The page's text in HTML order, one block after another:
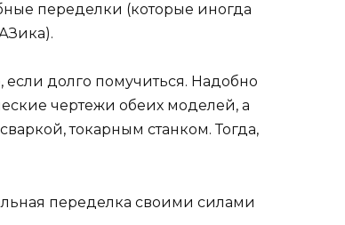
переделки (которые иногда
если долго помучиться. Надобно
чертежи обеих моделей, а
токарным станком. Тогда,